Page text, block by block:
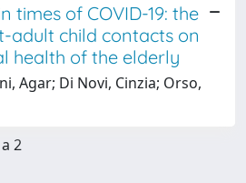
times of COVID-19: the
adult child contacts on
health of the elderly
Agar; Di Novi, Cinzia; Orso,
2